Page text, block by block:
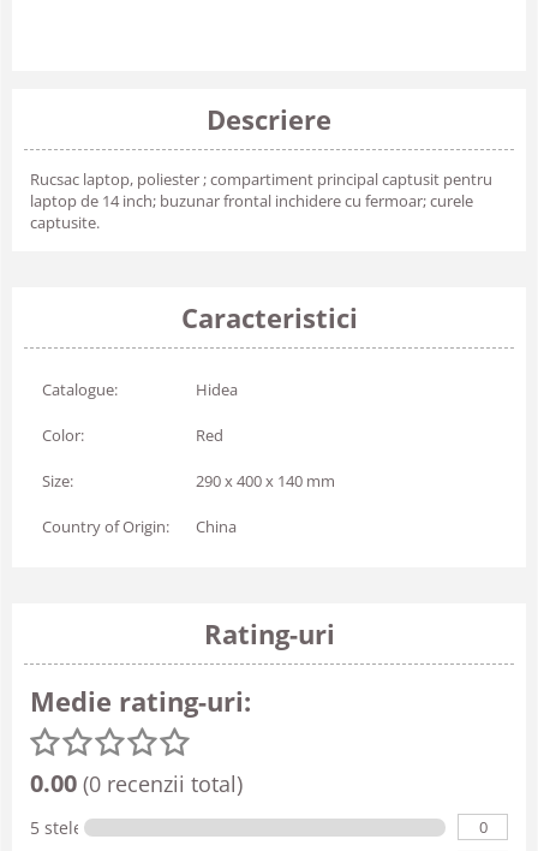
Descriere
Rucsac laptop, poliester ; compartiment principal captusit pentru
laptop de 14 inch; buzunar frontal inchidere cu fermoar; curele
captusite.
Caracteristici
Catalogue: Hidea
Color: Red
Size: 290 x 400 x 140 mm
Country of Origin: China
Rating-uri
Medie rating-uri:
0.00 (0 recenzii total)
5 stele 0